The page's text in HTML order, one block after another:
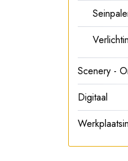
Scenery -
Digitaal